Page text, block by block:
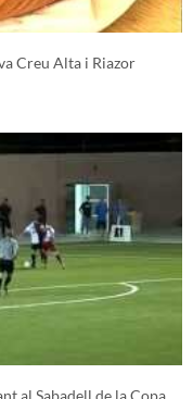
Creu Alta i Riazor
al Sabadell de la Copa